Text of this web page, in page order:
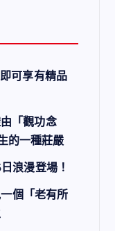
可享有精品
「觀功念
的一種莊嚴
浪漫登場！
個「老有所